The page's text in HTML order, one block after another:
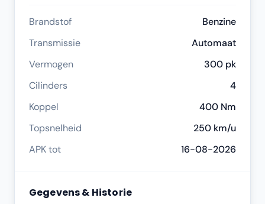
Brandstof
Benzine
Transmissie
Automaat
Vermogen
300 pk
Cilinders
4
Koppel
400 Nm
Topsnelheid
250 km/u
APK tot
16-08-2026
Gegevens & Historie